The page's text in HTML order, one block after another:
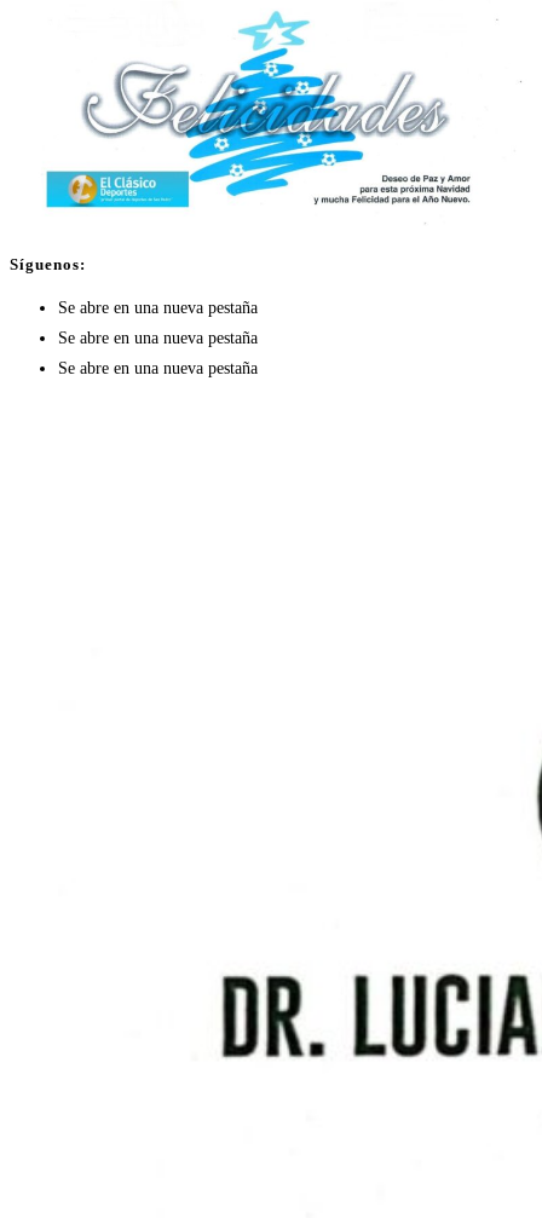
Síguenos:
Se abre en una nueva pestaña
Se abre en una nueva pestaña
Se abre en una nueva pestaña